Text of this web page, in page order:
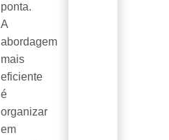
ponta.
A
abordagem
mais
eficiente
é
organizar
em